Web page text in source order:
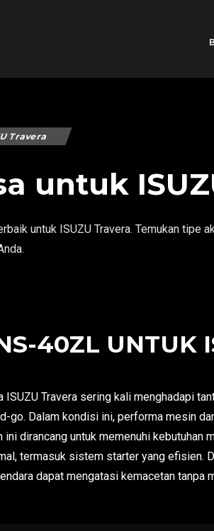
Travera
untuk
untuk ISUZU Travera. Temukan tipe
40ZL UNTUK
ISUZU Travera sering kali menghadapi
go. Dalam kondisi ini, performa mesin
ini dirancang untuk memenuhi
termasuk sistem starter yang efisien.
dapat mengatasi kemacetan tanpa